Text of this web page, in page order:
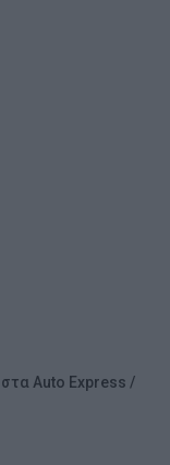
Auto Express /